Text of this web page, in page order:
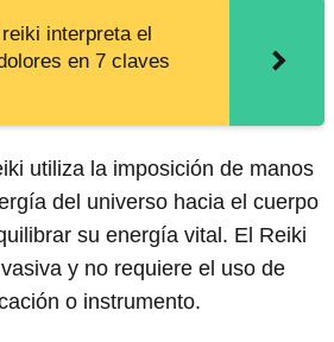
interpreta el
en 7 claves
utiliza la imposición de manos
del universo hacia el cuerpo
su energía vital. El Reiki
y no requiere el uso de
o instrumento.